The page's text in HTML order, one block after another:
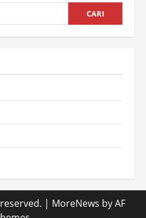
CARI
| MoreNews by AF